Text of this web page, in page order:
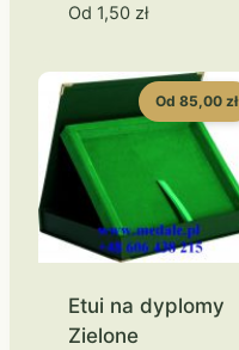
Od 1,50 zł
Od 85,00 zł
Etui na dyplomy
Zielone